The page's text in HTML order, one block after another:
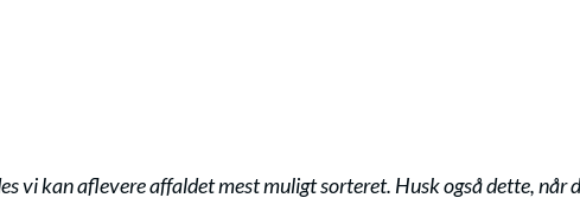
vi kan aflevere affaldet mest muligt sorteret. Husk også dette, når